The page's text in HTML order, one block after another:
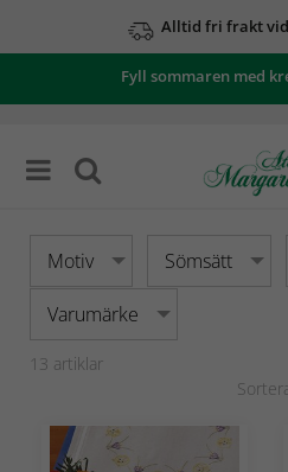
Alltid fri frakt vid
Fyll sommaren med
Motiv Sömsätt
Varumärke
13 artiklar